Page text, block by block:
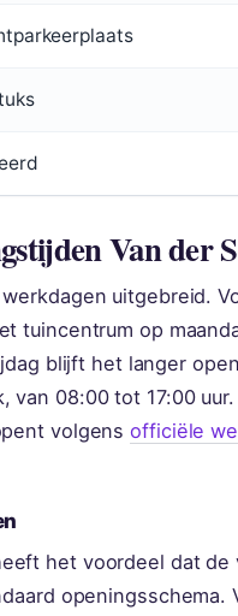
Van der
uitgebreid.
tuincentrum op
blijft het langer
van 08:00 tot 17:00
volgensofficiële
het voordeel dat
openingsschema.